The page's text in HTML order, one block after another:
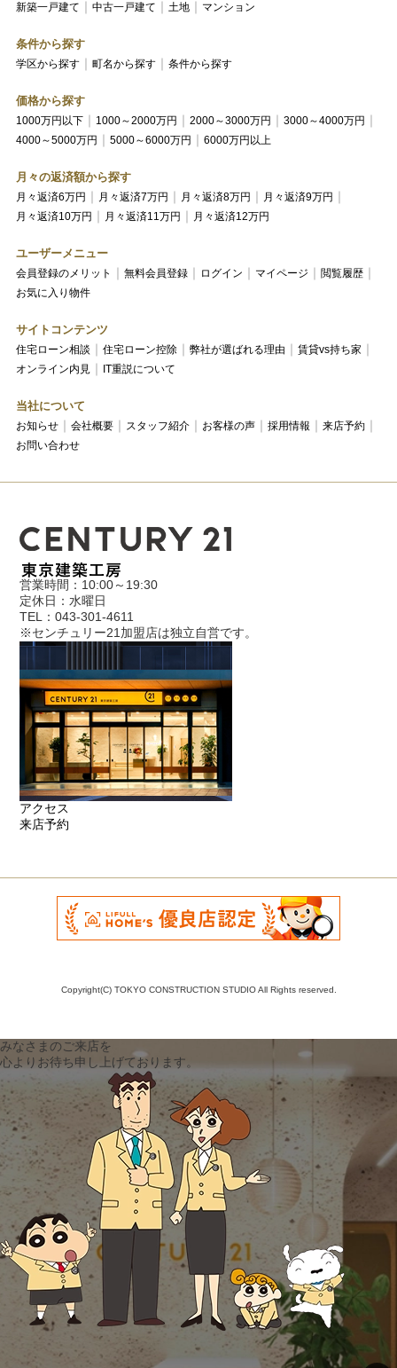
新築一戸建て 中古一戸建て 土地 マンション
条件から探す
学区から探す 町名から探す 条件から探す
価格から探す
1000万円以下 1000～2000万円 2000～3000万円
3000～4000万円
4000～5000万円
5000～6000万円 6000万円以上
月々の返済額から探す
月々返済6万円 月々返済7万円 月々返済8万円
月々返済9万円
月々返済10万円
月々返済11万円 月々返済12万円
ユーザーメニュー
会員登録のメリット 無料会員登録 ログイン マイページ
閲覧履歴
お気に入り物件
サイトコンテンツ
住宅ローン相談 住宅ローン控除 弊社が選ばれる理由
賃貸vs持ち家
オンライン内見
IT重説について
当社について
お知らせ 会社概要 スタッフ紹介 お客様の声 採用情報
来店予約
お問い合わせ
営業時間：10:00～19:30
定休日：水曜日
TEL：043-301-4611
※センチュリー21加盟店は独立自営です。
アクセス
来店予約
Copyright(C) TOKYO CONSTRUCTION STUDIO All Rights reserved.
みなさまのご来店を
心よりお待ち申し上げております。